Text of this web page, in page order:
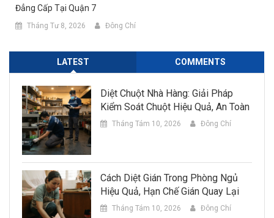
Đẳng Cấp Tại Quận 7
Tháng Tư 8, 2026 Đông Chí
LATEST COMMENTS
Diệt Chuột Nhà Hàng: Giải Pháp
Kiểm Soát Chuột Hiệu Quả, An Toàn
Tháng Tám 10, 2026 Đông Chí
Cách Diệt Gián Trong Phòng Ngủ
Hiệu Quả, Hạn Chế Gián Quay Lại
Tháng Tám 10, 2026 Đông Chí